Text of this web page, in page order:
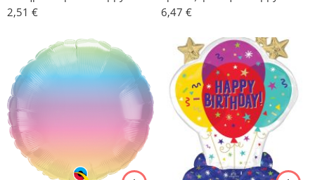
2,51 € 6,47 €